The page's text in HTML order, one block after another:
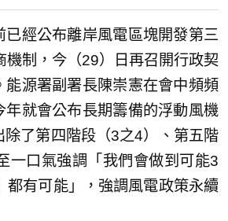
已經公布離岸風電區塊開發第三
機制，今（29）日再召開行政契
能源署副署長陳崇憲在會中頻頻
年就會公布長期籌備的浮動風機
除了第四階段（3之4）、第五階
一口氣強調「我們會做到可能3
都有可能」，強調風電政策永續